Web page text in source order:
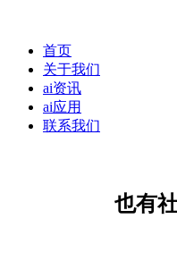
首页
关于我们
ai资讯
ai应用
联系我们
也有